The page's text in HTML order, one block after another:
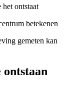
ontstaat
betekenen
gemeten kan
ontstaan